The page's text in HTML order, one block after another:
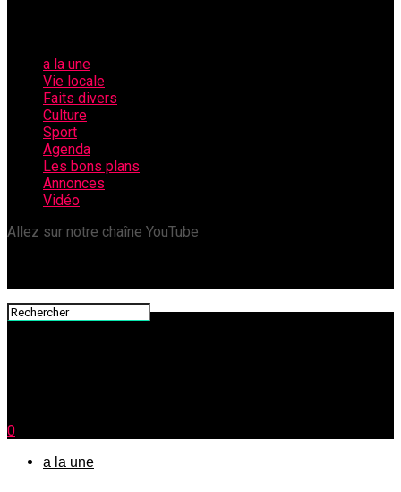
a la une
Vie locale
Faits divers
Culture
Sport
Agenda
Les bons plans
Annonces
Vidéo
Allez sur notre chaîne YouTube
0
a la une